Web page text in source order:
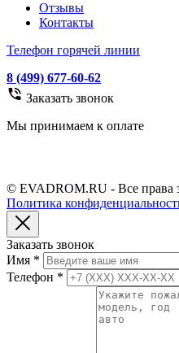
Отзывы
Контакты
Телефон горячей линии
8 (499) 677-60-62
Заказать звонок
Мы принимаем к оплате
© EVADROM.RU - Все права
Политика
Заказать звонок
Имя *
Телефон *